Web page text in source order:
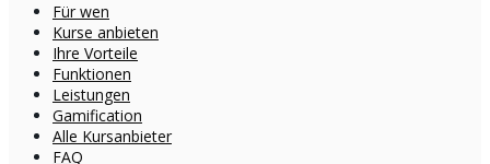
Für wen
Kurse anbieten
Ihre Vorteile
Funktionen
Leistungen
Gamification
Alle Kursanbieter
FAQ